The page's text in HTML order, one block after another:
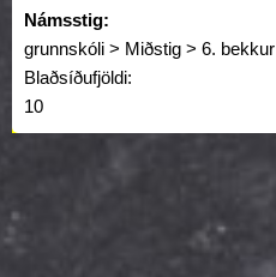
Námsstig:
grunnskóli > Miðstig > 6. bekkur
Blaðsíðufjöldi:
10